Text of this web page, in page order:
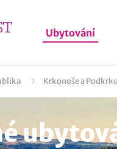
Ubytování
Krkonoše a